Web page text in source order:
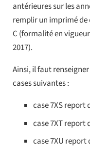
antérieures sur les
remplir un imprimé
C (formalité en
2017).
Ainsi, il faut
cases suivantes :
case 7XS report
case 7XT report
case 7XU report